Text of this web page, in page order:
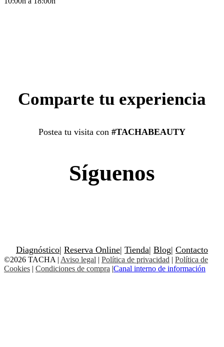
Comparte tu experiencia
Postea tu visita con #TACHABEAUTY
Síguenos
Diagnóstico| Reserva Online| Tienda| Blog| Contacto
©2026 TACHA | Aviso legal | Política de privacidad | Política de
Cookies | Condiciones de compra |Canal interno de información